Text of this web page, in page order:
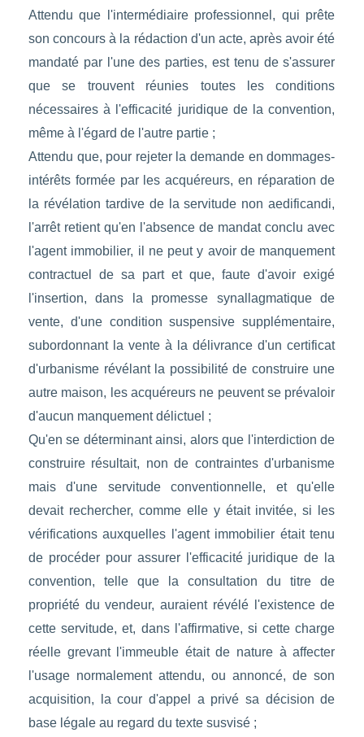
Attendu que l'intermédiaire professionnel, qui prête
son concours à la rédaction d'un acte, après avoir été
mandaté par l'une des parties, est tenu de s'assurer
que se trouvent réunies toutes les conditions
nécessaires à l'efficacité juridique de la convention,
même à l'égard de l'autre partie ;
Attendu que, pour rejeter la demande en dommages-
intérêts formée par les acquéreurs, en réparation de
la révélation tardive de la servitude non aedificandi,
l'arrêt retient qu'en l'absence de mandat conclu avec
l'agent immobilier, il ne peut y avoir de manquement
contractuel de sa part et que, faute d'avoir exigé
l'insertion, dans la promesse synallagmatique de
vente, d'une condition suspensive supplémentaire,
subordonnant la vente à la délivrance d'un certificat
d'urbanisme révélant la possibilité de construire une
autre maison, les acquéreurs ne peuvent se prévaloir
d'aucun manquement délictuel ;
Qu'en se déterminant ainsi, alors que l'interdiction de
construire résultait, non de contraintes d'urbanisme
mais d'une servitude conventionnelle, et qu'elle
devait rechercher, comme elle y était invitée, si les
vérifications auxquelles l'agent immobilier était tenu
de procéder pour assurer l'efficacité juridique de la
convention, telle que la consultation du titre de
propriété du vendeur, auraient révélé l'existence de
cette servitude, et, dans l'affirmative, si cette charge
réelle grevant l'immeuble était de nature à affecter
l'usage normalement attendu, ou annoncé, de son
acquisition, la cour d'appel a privé sa décision de
base légale au regard du texte susvisé ;